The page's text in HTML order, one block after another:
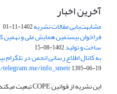
آخرین اخبار
مشابهت‌یابی مقالات نشریه1402-11-01
فراخوان بیستمین همایش ملی و نهمین
ساخت و تولید1402-08-15
به کانال اطلاع رسانی انجمن در تلگرام
info_smeir1395-06-19
این نشریه از قوانین COPE تبعیت میکند.